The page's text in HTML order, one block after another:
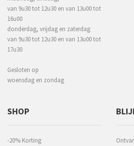
van 9u30 tot 12u30 en van 13u00 tot
16u00
donderdag, vrijdag en zaterdag
van 9u30 tot 12u30 en van 13u00 tot
17u30
Gesloten op
woensdag en zondag
SHOP
-20% Korting